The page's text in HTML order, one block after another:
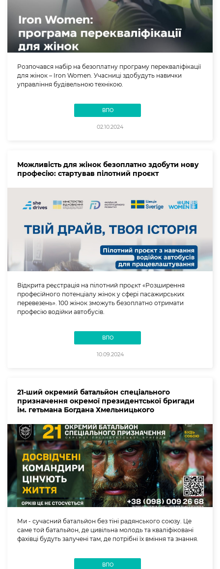
Розпочався набір на безоплатну програму перекваліфікації
для жінок – Iron Women. Учасниці здобудуть навички
управління будівельною технікою.
ВПО
02.10.2024
Можливість для жінок безоплатно здобути нову
професію: стартував пілотний проєкт
Відкрита реєстрація на пілотний проєкт «Розширення
професійного потенціалу жінок у сфері пасажирських
перевезень». 100 жінок зможуть безоплатно отримати
професію водійки автобусів.
ВПО
10.09.2024
21-ший окремий батальйон спеціального
призначення окремої президентської бригади
ім. гетьмана Богдана Хмельницького
Ми - сучасний батальйон без тіні радянського союзу. Це
саме той батальйон, де цивільна молодь та кваліфіковані
фахівці будуть залучені там, де потрібні їх вміння та знання.
ВПО